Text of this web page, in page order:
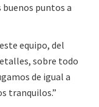
puntos a
equipo, del
sobre todo
de igual a
tranquilos.”